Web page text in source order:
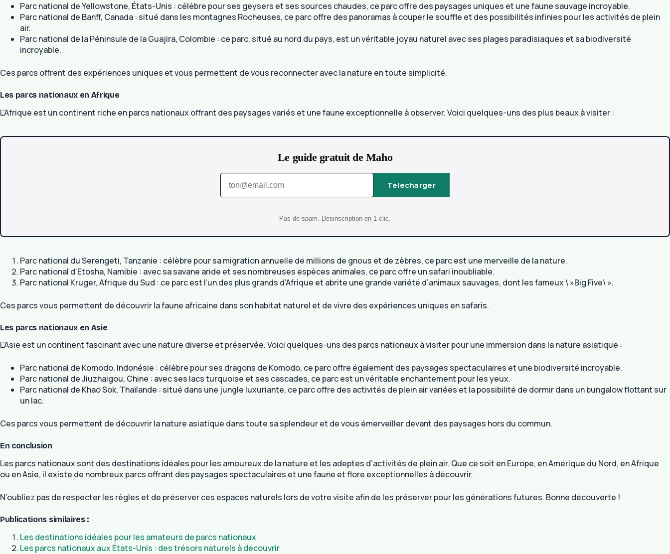
Parc national de Yellowstone, États-Unis : célèbre pour ses geysers et ses sources chaudes, ce parc offre des paysages uniques et une faune sauvage incroyable.
Parc national de Banff, Canada : situé dans les montagnes Rocheuses, ce parc offre des panoramas à couper le souffle et des possibilités infinies pour les activités de plein
air.
Parc national de la Péninsule de la Guajira, Colombie : ce parc, situé au nord du pays, est un véritable joyau naturel avec ses plages paradisiaques et sa biodiversité
incroyable.
Ces parcs offrent des expériences uniques et vous permettent de vous reconnecter avec la nature en toute simplicité.
Les parcs nationaux en Afrique
L’Afrique est un continent riche en parcs nationaux offrant des paysages variés et une faune exceptionnelle à observer. Voici quelques-uns des plus beaux à visiter :
Le guide gratuit de Maho
Telecharger
Pas de spam. Desinscription en 1 clic.
Parc national du Serengeti, Tanzanie : célèbre pour sa migration annuelle de millions de gnous et de zèbres, ce parc est une merveille de la nature.
Parc national d’Etosha, Namibie : avec sa savane aride et ses nombreuses espèces animales, ce parc offre un safari inoubliable.
Parc national Kruger, Afrique du Sud : ce parc est l’un des plus grands d’Afrique et abrite une grande variété d’animaux sauvages, dont les fameux \ »Big Five\ ».
Ces parcs vous permettent de découvrir la faune africaine dans son habitat naturel et de vivre des expériences uniques en safaris.
Les parcs nationaux en Asie
L’Asie est un continent fascinant avec une nature diverse et préservée. Voici quelques-uns des parcs nationaux à visiter pour une immersion dans la nature asiatique :
Parc national de Komodo, Indonésie : célèbre pour ses dragons de Komodo, ce parc offre également des paysages spectaculaires et une biodiversité incroyable.
Parc national de Jiuzhaigou, Chine : avec ses lacs turquoise et ses cascades, ce parc est un véritable enchantement pour les yeux.
Parc national de Khao Sok, Thaïlande : situé dans une jungle luxuriante, ce parc offre des activités de plein air variées et la possibilité de dormir dans un bungalow flottant sur
un lac.
Ces parcs vous permettent de découvrir la nature asiatique dans toute sa splendeur et de vous émerveiller devant des paysages hors du commun.
En conclusion
Les parcs nationaux sont des destinations idéales pour les amoureux de la nature et les adeptes d’activités de plein air. Que ce soit en Europe, en Amérique du Nord, en Afrique
ou en Asie, il existe de nombreux parcs offrant des paysages spectaculaires et une faune et flore exceptionnelles à découvrir.
N’oubliez pas de respecter les règles et de préserver ces espaces naturels lors de votre visite afin de les préserver pour les générations futures. Bonne découverte !
Publications similaires :
Les destinations idéales pour les amateurs de parcs nationaux
Les parcs nationaux aux États-Unis : des trésors naturels à découvrir